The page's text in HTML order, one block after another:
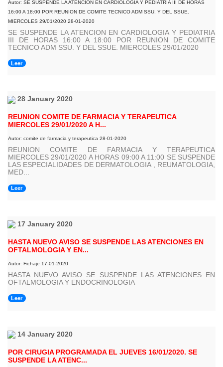
Autor: SE SUSPENDE LA ATENCION EN CARDIOLOGIA Y PEDIATRIA III DE HORAS
16:00 A 18:00 POR REUNION DE COMITE TECNICO ADM SSU. Y DEL SSUE.
MIERCOLES 29/01/2020 28-01-2020
SE SUSPENDE LA ATENCION EN CARDIOLOGIA Y PEDIATRIA
III DE HORAS 16:00 A 18:00 POR REUNION DE COMITE
TECNICO ADM SSU. Y DEL SSUE. MIERCOLES 29/01/2020
Leer
28 January 2020
REUNION COMITE DE FARMACIA Y TERAPEUTICA
MIERCOLES 29/01/2020 A H...
Autor: comite de farmacia y terapeutica 28-01-2020
REUNION COMITE DE FARMACIA Y TERAPEUTICA
MIERCOLES 29/01/2020 A HORAS 09:00 A 11:00 SE SUSPENDE
LAS ESPECIALIDADES DE DERMATOLOGIA , REUMATOLOGIA,
MED...
Leer
17 January 2020
HASTA NUEVO AVISO SE SUSPENDE LAS ATENCIONES EN
OFTALMOLOGIA Y EN...
Autor: Fichaje 17-01-2020
HASTA NUEVO AVISO SE SUSPENDE LAS ATENCIONES EN
OFTALMOLOGIA Y ENDOCRINOLOGIA
Leer
14 January 2020
POR CIRUGIA PROGRAMADA EL JUEVES 16/01/2020. SE
SUSPENDE LA ATENC...